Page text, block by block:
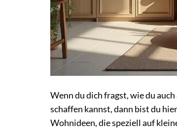
Wenn du dich fragst, wie du
schaffen kannst, dann bist du
Wohnideen, die speziell auf